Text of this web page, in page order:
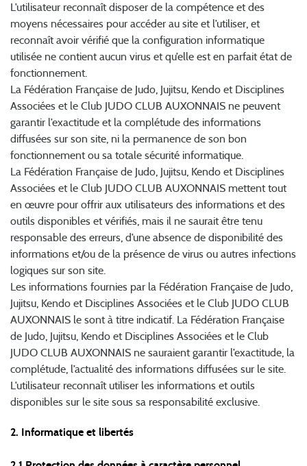
L’utilisateur reconnaît disposer de la compétence et des
moyens nécessaires pour accéder au site et l’utiliser, et
reconnaît avoir vérifié que la configuration informatique
utilisée ne contient aucun virus et qu’elle est en parfait état de
fonctionnement.
La Fédération Française de Judo, Jujitsu, Kendo et Disciplines
Associées et le Club JUDO CLUB AUXONNAIS ne peuvent
garantir l’exactitude et la complétude des informations
diffusées sur son site, ni la permanence de son bon
fonctionnement ou sa totale sécurité informatique.
La Fédération Française de Judo, Jujitsu, Kendo et Disciplines
Associées et le Club JUDO CLUB AUXONNAIS mettent tout
en œuvre pour offrir aux utilisateurs des informations et des
outils disponibles et vérifiés, mais il ne saurait être tenu
responsable des erreurs, d’une absence de disponibilité des
informations et/ou de la présence de virus ou autres infections
logiques sur son site.
Les informations fournies par la Fédération Française de Judo,
Jujitsu, Kendo et Disciplines Associées et le Club JUDO CLUB
AUXONNAIS le sont à titre indicatif. La Fédération Française
de Judo, Jujitsu, Kendo et Disciplines Associées et le Club
JUDO CLUB AUXONNAIS ne sauraient garantir l’exactitude, la
complétude, l’actualité des informations diffusées sur le site.
L’utilisateur reconnaît utiliser les informations et outils
disponibles sur le site sous sa responsabilité exclusive.
2. Informatique et libertés